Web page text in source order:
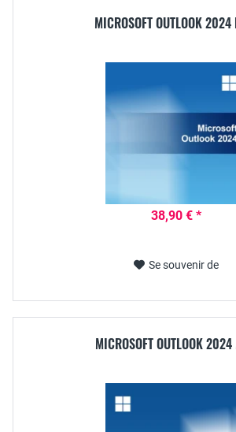
MICROSOFT OUTLOOK 2024
38,90 € *
Se souvenir de
MICROSOFT OUTLOOK